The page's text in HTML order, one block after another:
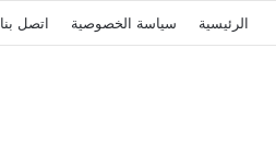
الرئيسية سياسة الخصوصية اتصل بنا